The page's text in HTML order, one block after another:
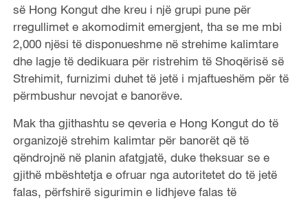
së Hong Kongut dhe kreu i një grupi pune për
rregullimet e akomodimit emergjent, tha se me mbi
2,000 njësi të disponueshme në strehime kalimtare
dhe lagje të dedikuara për ristrehim të Shoqërisë së
Strehimit, furnizimi duhet të jetë i mjaftueshëm për të
përmbushur nevojat e banorëve.
Mak tha gjithashtu se qeveria e Hong Kongut do të
organizojë strehim kalimtar për banorët që të
qëndrojnë në planin afatgjatë, duke theksuar se e
gjithë mbështetja e ofruar nga autoritetet do të jetë
falas, përfshirë sigurimin e lidhjeve falas të